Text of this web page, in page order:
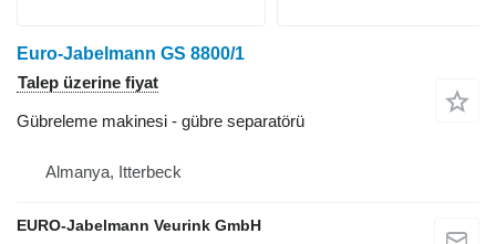
Euro-Jabelmann GS 8800/1
Talep üzerine fiyat
Gübreleme makinesi - gübre separatörü
Almanya, Itterbeck
EURO-Jabelmann Veurink GmbH